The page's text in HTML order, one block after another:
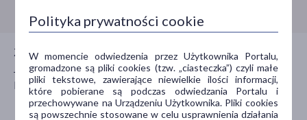
Typ produktu
medycznego(2)
Suplement diety(1)
Sposób aplikacji
Zadzwoń do nas jeśli potrzebujesz porady farmaceuty.
Jesteśmy dla Ciebie czynni całą dobę, 7 dni w tygodniu,
bezpłatnie.
Polityka prywatności cookie
W momencie odwiedzenia przez Użytkownika Portalu,
gromadzone są pliki cookies (tzw. „ciasteczka”) czyli małe
pliki tekstowe, zawierające niewielkie ilości informacji,
które pobierane są podczas odwiedzania Portalu i
przechowywane na Urządzeniu Użytkownika. Pliki cookies
są powszechnie stosowane w celu usprawnienia działania